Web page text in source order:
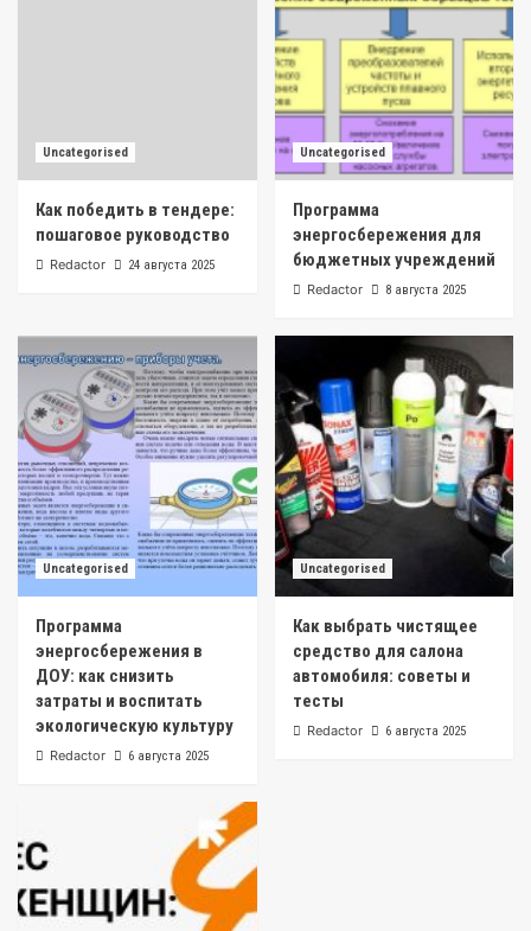
Uncategorised
Как победить в тендере:
пошаговое руководство
Redactor 24 августа 2025
Uncategorised
Программа
энергосбережения для
бюджетных учреждений
Redactor 8 августа 2025
Uncategorised
Программа
энергосбережения в
ДОУ: как снизить
затраты и воспитать
экологическую культуру
Redactor 6 августа 2025
Uncategorised
Как выбрать чистящее
средство для салона
автомобиля: советы и
тесты
Redactor 6 августа 2025